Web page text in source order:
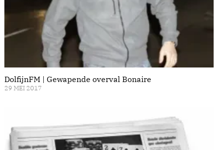
DolfijnFM | Gewapende overval Bonaire
29 MEI 2017